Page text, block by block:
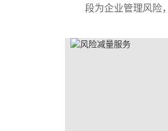
段为企业管理风险